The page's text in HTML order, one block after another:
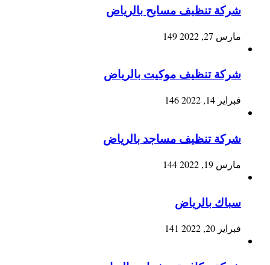
شركة تنظيف مسابح بالرياض
مارس 27, 2022 149
شركة تنظيف موكيت بالرياض
فبراير 14, 2022 146
شركة تنظيف مساجد بالرياض
مارس 19, 2022 144
سباك بالرياض
فبراير 20, 2022 141